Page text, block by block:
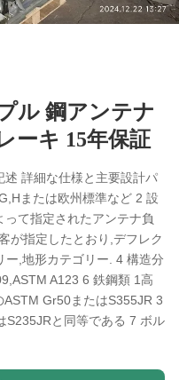
ル 鋼アンテナ
ーキ 15年保証
詳細な仕様と主要設計パ
または欧州標準など 2 設
て指定されたアンテナ負
が指定したとおり,デフレク
ー,地形カテゴリー. 4 構造分
A123 6 鉄鋼類 1高
Gr50またはS355JR 3
S235JRと同等である 7 ボル